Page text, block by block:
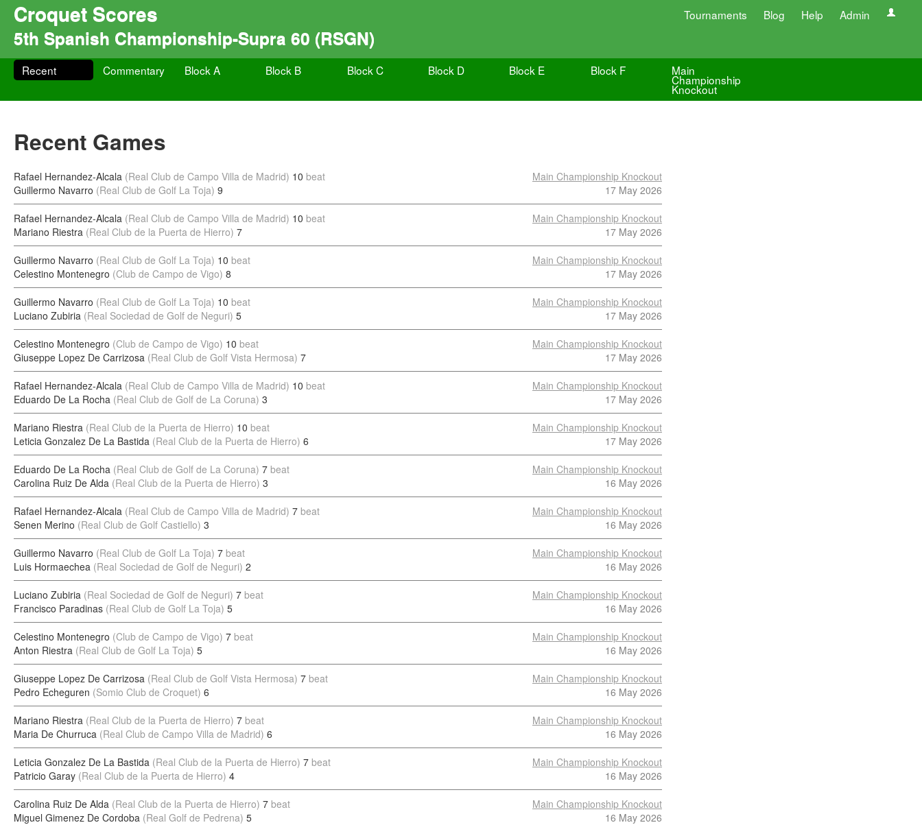
Croquet Scores Tournaments Blog Help Admin
5th Spanish Championship-Supra 60 (RSGN)
Recent Commentary Block A Block B Block C Block D Block E Block F Main
Championship
Knockout
Recent Games
Rafael Hernandez-Alcala (Real Club de Campo Villa de Madrid) 10 beat
Guillermo Navarro (Real Club de Golf La Toja) 9
Main Championship Knockout
17 May 2026
Rafael Hernandez-Alcala (Real Club de Campo Villa de Madrid) 10 beat
Mariano Riestra (Real Club de la Puerta de Hierro) 7
Main Championship Knockout
17 May 2026
Guillermo Navarro (Real Club de Golf La Toja) 10 beat
Celestino Montenegro (Club de Campo de Vigo) 8
Main Championship Knockout
17 May 2026
Guillermo Navarro (Real Club de Golf La Toja) 10 beat
Luciano Zubiria (Real Sociedad de Golf de Neguri) 5
Main Championship Knockout
17 May 2026
Celestino Montenegro (Club de Campo de Vigo) 10 beat
Giuseppe Lopez De Carrizosa (Real Club de Golf Vista Hermosa) 7
Main Championship Knockout
17 May 2026
Rafael Hernandez-Alcala (Real Club de Campo Villa de Madrid) 10 beat
Eduardo De La Rocha (Real Club de Golf de La Coruna) 3
Main Championship Knockout
17 May 2026
Mariano Riestra (Real Club de la Puerta de Hierro) 10 beat
Leticia Gonzalez De La Bastida (Real Club de la Puerta de Hierro) 6
Main Championship Knockout
17 May 2026
Eduardo De La Rocha (Real Club de Golf de La Coruna) 7 beat
Carolina Ruiz De Alda (Real Club de la Puerta de Hierro) 3
Main Championship Knockout
16 May 2026
Rafael Hernandez-Alcala (Real Club de Campo Villa de Madrid) 7 beat
Senen Merino (Real Club de Golf Castiello) 3
Main Championship Knockout
16 May 2026
Guillermo Navarro (Real Club de Golf La Toja) 7 beat
Luis Hormaechea (Real Sociedad de Golf de Neguri) 2
Main Championship Knockout
16 May 2026
Luciano Zubiria (Real Sociedad de Golf de Neguri) 7 beat
Francisco Paradinas (Real Club de Golf La Toja) 5
Main Championship Knockout
16 May 2026
Celestino Montenegro (Club de Campo de Vigo) 7 beat
Anton Riestra (Real Club de Golf La Toja) 5
Main Championship Knockout
16 May 2026
Giuseppe Lopez De Carrizosa (Real Club de Golf Vista Hermosa) 7 beat
Pedro Echeguren (Somio Club de Croquet) 6
Main Championship Knockout
16 May 2026
Mariano Riestra (Real Club de la Puerta de Hierro) 7 beat
Maria De Churruca (Real Club de Campo Villa de Madrid) 6
Main Championship Knockout
16 May 2026
Leticia Gonzalez De La Bastida (Real Club de la Puerta de Hierro) 7 beat
Patricio Garay (Real Club de la Puerta de Hierro) 4
Main Championship Knockout
16 May 2026
Carolina Ruiz De Alda (Real Club de la Puerta de Hierro) 7 beat
Miguel Gimenez De Cordoba (Real Golf de Pedrena) 5
Main Championship Knockout
16 May 2026